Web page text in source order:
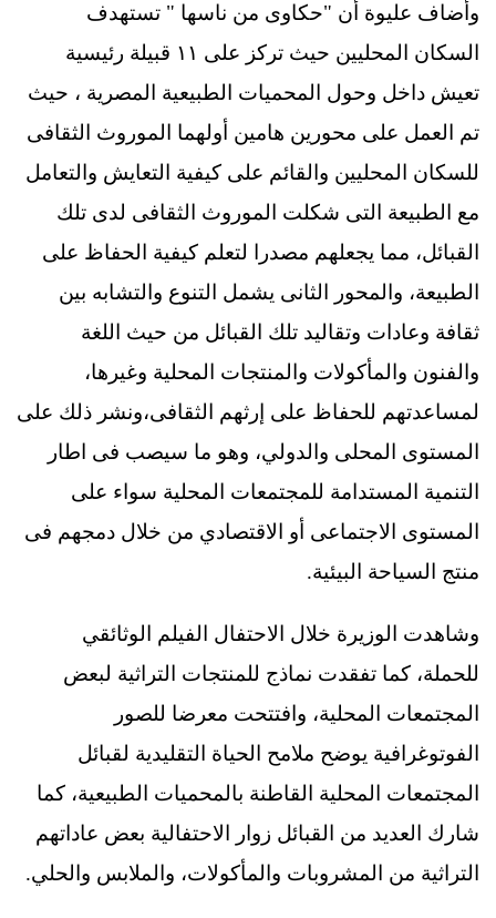
وأضاف عليوة أن "حكاوى من ناسها " تستهدف
السكان المحليين حيث تركز على ١١ قبيلة رئيسية
تعيش داخل وحول المحميات الطبيعية المصرية ، حيث
تم العمل على محورين هامين أولهما الموروث الثقافى
للسكان المحليين والقائم على كيفية التعايش والتعامل
مع الطبيعة التى شكلت الموروث الثقافى لدى تلك
القبائل، مما يجعلهم مصدرا لتعلم كيفية الحفاظ على
الطبيعة، والمحور الثانى يشمل التنوع والتشابه بين
ثقافة وعادات وتقاليد تلك القبائل من حيث اللغة
والفنون والمأكولات والمنتجات المحلية وغيرها،
لمساعدتهم للحفاظ على إرثهم الثقافى،ونشر ذلك على
المستوى المحلى والدولي، وهو ما سيصب فى اطار
التنمية المستدامة للمجتمعات المحلية سواء على
المستوى الاجتماعى أو الاقتصادي من خلال دمجهم فى
منتج السياحة البيئية.
وشاهدت الوزيرة خلال الاحتفال الفيلم الوثائقي
للحملة، كما تفقدت نماذج للمنتجات التراثية لبعض
المجتمعات المحلية، وافتتحت معرضا للصور
الفوتوغرافية يوضح ملامح الحياة التقليدية لقبائل
المجتمعات المحلية القاطنة بالمحميات الطبيعية، كما
شارك العديد من القبائل زوار الاحتفالية بعض عاداتهم
التراثية من المشروبات والمأكولات، والملابس والحلي.